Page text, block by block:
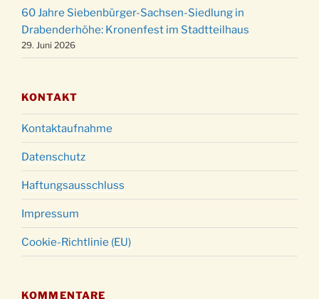
31.12.
Gottesdienst zu Silvester in der Kirche um
18:00 Uhr
60 Jahre Siebenbürger-Sachsen-Siedlung in
Drabenderhöhe: Kronenfest im Stadtteilhaus
29. Juni 2026
KONTAKT
Kontaktaufnahme
Datenschutz
Haftungsausschluss
Impressum
Cookie-Richtlinie (EU)
KOMMENTARE